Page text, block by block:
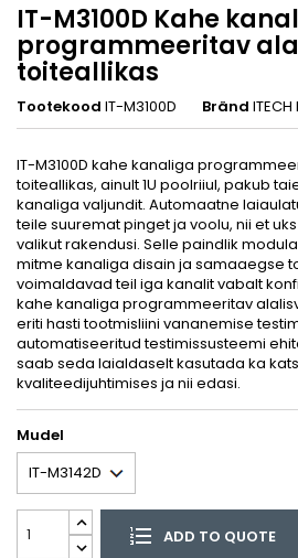
IT-M3100D Kahe
programmeeritav
toiteallikas
Tootekood IT-M3100D Bränd
IT-M3100D kahe kanaliga
toiteallikas, ainult 1U poolriiul, pakub
kanaliga valjundit. Automaatne
teile suuremat pinget ja voolu, nii et
valikut rakendusi. Selle paindlik
mitme kanaliga disain ja samaaegse
voimaldavad teil iga kanalit vabalt
kahe kanaliga programmeeritav
eriti hasti tootmisliini vananemise
automatiseeritud testimissusteemi
saab seda laialdaselt kasutada ka
kvaliteedijuhtimises ja nii edasi.
Mudel
ADD TO QUOTE